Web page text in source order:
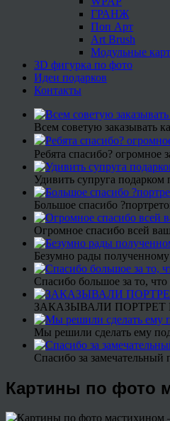
ГРАНЖ
Поп Арт
Art Brush
Модульные
3D фигурка по фото
Идеи подарков
Контакты
Всем советую заказывать
Ребята спасибо? огромное
Удивить супруга
Большое спасибо
Огромное спасибо всей
Безумно рады
Спасибо большое за то,
ЗАКАЗЫВАЛИ
Мы решили сделать ему
Спасибо за
Картины по фото